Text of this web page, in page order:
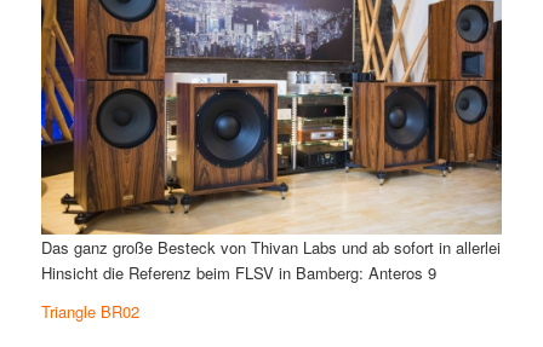
Das ganz große Besteck von Thivan Labs und ab sofort in allerlei
Hinsicht die Referenz beim FLSV in Bamberg: Anteros 9
Triangle BR02